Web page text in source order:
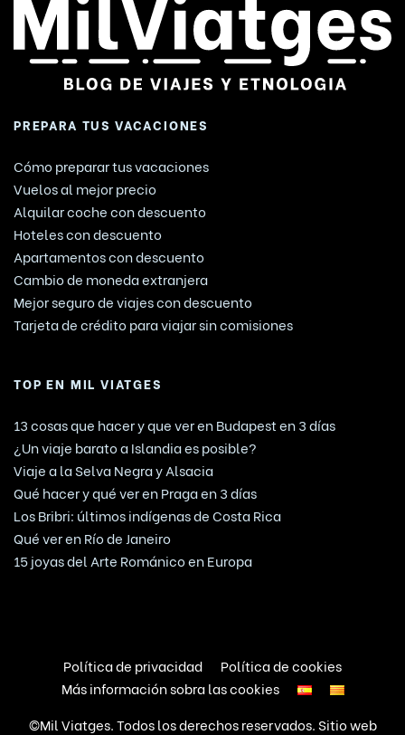
PREPARA TUS VACACIONES
Cómo preparar tus vacaciones
Vuelos al mejor precio
Alquilar coche con descuento
Hoteles con descuento
Apartamentos con descuento
Cambio de moneda extranjera
Mejor seguro de viajes con descuento
Tarjeta de crédito para viajar sin comisiones
TOP EN MIL VIATGES
13 cosas que hacer y que ver en Budapest en 3 días
¿Un viaje barato a Islandia es posible?
Viaje a la Selva Negra y Alsacia
Qué hacer y qué ver en Praga en 3 días
Los Bribri: últimos indígenas de Costa Rica
Qué ver en Río de Janeiro
15 joyas del Arte Románico en Europa
Política de privacidad
Política de cookies
Más información sobra las cookies
©Mil Viatges. Todos los derechos reservados. Sitio web